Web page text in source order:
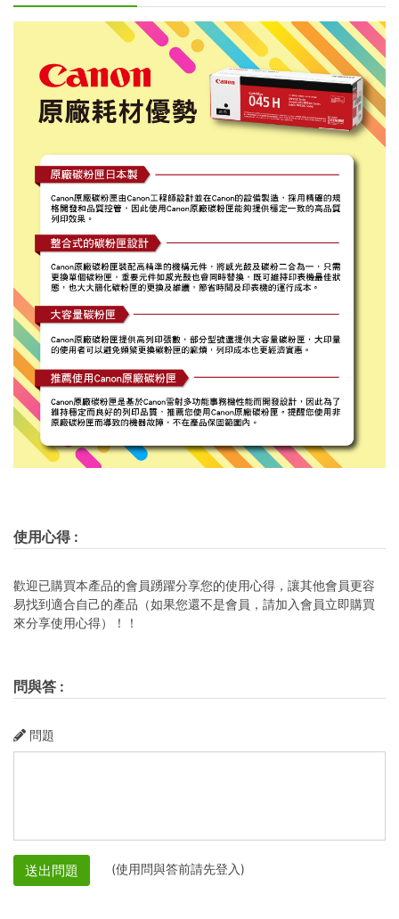
使用心得:
歡迎已購買本產品的會員踴躍分享您的使用心得，讓其他會員更容
易找到適合自己的產品（如果您還不是會員，請加入會員立即購買
來分享使用心得）！！
問與答 :
問題
送出問題 (使用問與答前請先登入)